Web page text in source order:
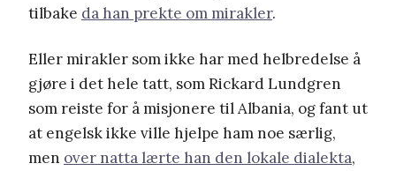
tilbake da han prekte om mirakler.
Eller mirakler som ikke har med helbredelse å
gjøre i det hele tatt, somRickard Lundgren
som reiste for å misjonere til Albania, og fant ut
at engelsk ikke ville hjelpe ham noe særlig,
men over natta lærte han den lokale dialekta,